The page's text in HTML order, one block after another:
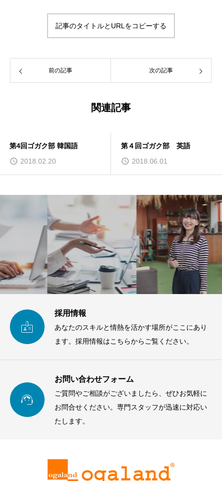
記事のタイトルとURLをコピーする
前の記事 次の記事
関連記事
第４回ゴガク部 英語
2018.06.01
第2回ゴガク部 韓国語
2018.02.02

採用情報
あなたのスキルと情熱を活かす場所がここにあり
ます。採用情報はこちらからご覧ください。

お問い合わせフォーム
ご質問やご相談がございましたら、ぜひお気軽に
お問合せください。専門スタッフが迅速に対応い
たします。